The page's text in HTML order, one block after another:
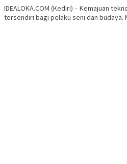
IDEALOKA.COM (Kediri) – Kemajuan
tersendiri bagi pelaku seni dan